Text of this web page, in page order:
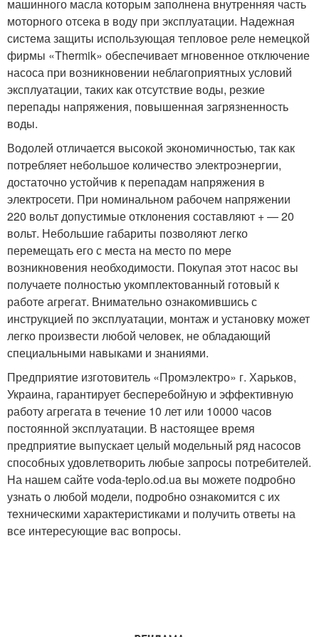
машинного масла которым заполнена внутренняя часть
моторного отсека в воду при эксплуатации. Надежная
система защиты использующая тепловое реле немецкой
фирмы «Thermik» обеспечивает мгновенное отключение
насоса при возникновении неблагоприятных условий
эксплуатации, таких как отсутствие воды, резкие
перепады напряжения, повышенная загрязненность
воды.
Водолей отличается высокой экономичностью, так как
потребляет небольшое количество электроэнергии,
достаточно устойчив к перепадам напряжения в
электросети. При номинальном рабочем напряжении
220 вольт допустимые отклонения составляют + — 20
вольт. Небольшие габариты позволяют легко
перемещать его с места на место по мере
возникновения необходимости. Покупая этот насос вы
получаете полностью укомплектованный готовый к
работе агрегат. Внимательно ознакомившись с
инструкцией по эксплуатации, монтаж и установку может
легко произвести любой человек, не обладающий
специальными навыками и знаниями.
Предприятие изготовитель «Промэлектро» г. Харьков,
Украина, гарантирует бесперебойную и эффективную
работу агрегата в течение 10 лет или 10000 часов
постоянной эксплуатации. В настоящее время
предприятие выпускает целый модельный ряд насосов
способных удовлетворить любые запросы потребителей.
На нашем сайте voda-teplo.od.ua вы можете подробно
узнать о любой модели, подробно ознакомится с их
техническими характеристиками и получить ответы на
все интересующие вас вопросы.